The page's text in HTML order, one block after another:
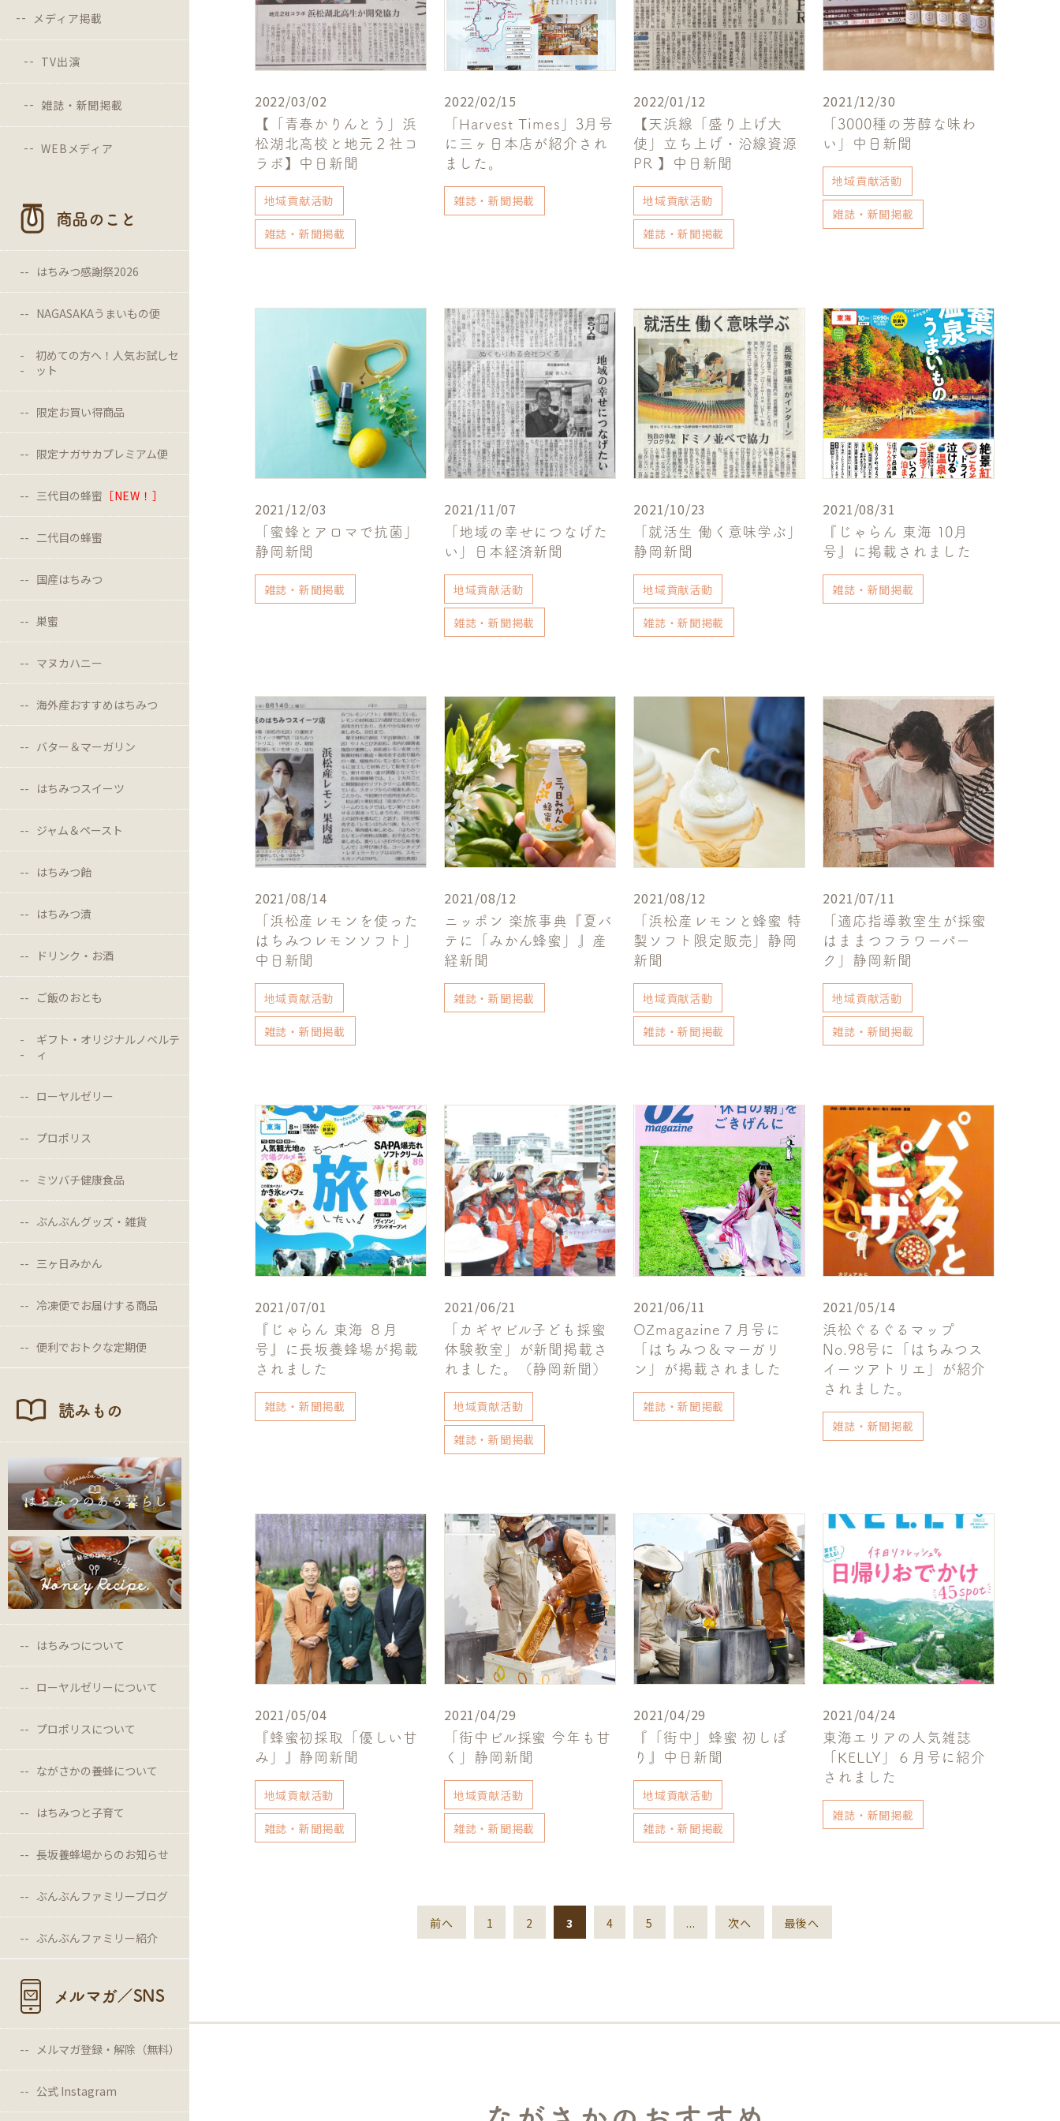
メディア掲載
TV出演
雑誌・新聞掲載
WEBメディア
商品のこと
はちみつ感謝祭2026
NAGASAKAうまいもの便
初めての方へ！人気お試しセ
ット
限定お買い得商品
限定ナガサカプレミアム便
三代目の蜂蜜 ［NEW！］
二代目の蜂蜜
国産はちみつ
巣蜜
マヌカハニー
海外産おすすめはちみつ
バター＆マーガリン
はちみつスイーツ
ジャム＆ペースト
はちみつ飴
はちみつ漬
ドリンク・お酒
ご飯のおとも
ギフト・オリジナルノベルテ
ィ
ローヤルゼリー
プロポリス
ミツバチ健康食品
ぶんぶんグッズ・雑貨
三ヶ日みかん
冷凍便でお届けする商品
便利でおトクな定期便
読みもの
はちみつについて
ローヤルゼリーについて
プロポリスについて
ながさかの養蜂について
はちみつと子育て
長坂養蜂場からのお知らせ
ぶんぶんファミリーブログ
ぶんぶんファミリー紹介
メルマガ／SNS
メルマガ登録・解除（無料）
公式 Instagram
2022/03/02
【「青春かりんとう」浜
松湖北高校と地元２社コ
ラボ】中日新聞
地域貢献活動
雑誌・新聞掲載
2022/02/15
「Harvest Times」3月号
に三ヶ日本店が紹介され
ました。
雑誌・新聞掲載
2022/01/12
【天浜線「盛り上げ大
使」立ち上げ・沿線資源
PR 】中日新聞
地域貢献活動
雑誌・新聞掲載
2021/12/30
「3000種の芳醇な味わ
い」中日新聞
地域貢献活動
雑誌・新聞掲載
2021/12/03
「蜜蜂とアロマで抗菌」
静岡新聞
雑誌・新聞掲載
2021/11/07
「地域の幸せにつなげた
い」日本経済新聞
地域貢献活動
雑誌・新聞掲載
2021/10/23
「就活生 働く意味学ぶ」
静岡新聞
地域貢献活動
雑誌・新聞掲載
2021/08/31
『じゃらん 東海 10月
号』に掲載されました
雑誌・新聞掲載
2021/08/14
「浜松産レモンを使った
はちみつレモンソフト」
中日新聞
地域貢献活動
雑誌・新聞掲載
2021/08/12
ニッポン 楽旅事典『夏バ
テに「みかん蜂蜜」』産
経新聞
雑誌・新聞掲載
2021/08/12
「浜松産レモンと蜂蜜 特
製ソフト限定販売」静岡
新聞
地域貢献活動
雑誌・新聞掲載
2021/07/11
「適応指導教室生が採蜜
はままつフラワーパー
ク」静岡新聞
地域貢献活動
雑誌・新聞掲載
2021/07/01
『じゃらん 東海 ８月
号』に長坂養蜂場が掲載
されました
雑誌・新聞掲載
2021/06/21
「カギヤビル子ども採蜜
体験教室」が新聞掲載さ
れました。（静岡新聞）
地域貢献活動
雑誌・新聞掲載
2021/06/11
OZmagazine７月号に
「はちみつ＆マーガリ
ン」が掲載されました
雑誌・新聞掲載
2021/05/14
浜松ぐるぐるマップ
No.98号に「はちみつス
イーツアトリエ」が紹介
されました。
雑誌・新聞掲載
2021/05/04
『蜂蜜初採取「優しい甘
み」』静岡新聞
地域貢献活動
雑誌・新聞掲載
2021/04/29
「街中ビル採蜜 今年も甘
く」静岡新聞
地域貢献活動
雑誌・新聞掲載
2021/04/29
『「街中」蜂蜜 初しぼ
り』中日新聞
地域貢献活動
雑誌・新聞掲載
2021/04/24
東海エリアの人気雑誌
「KELLY」６月号に紹介
されました
雑誌・新聞掲載
前へ 1 2 3 4 5 ... 次へ 最後へ